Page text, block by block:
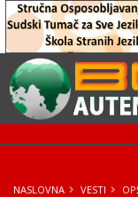
NASLOVNA VESTI